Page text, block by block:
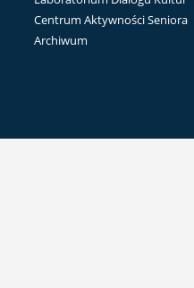
Centrum Aktywności Seniora
Archiwum